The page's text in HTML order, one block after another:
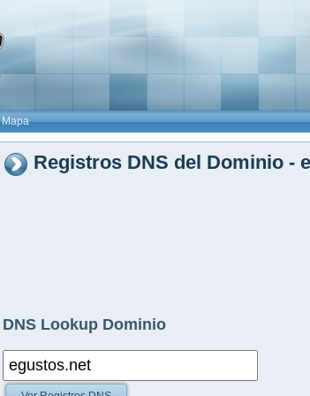
Mapa
Registros DNS del Dominio -
DNS Lookup Dominio